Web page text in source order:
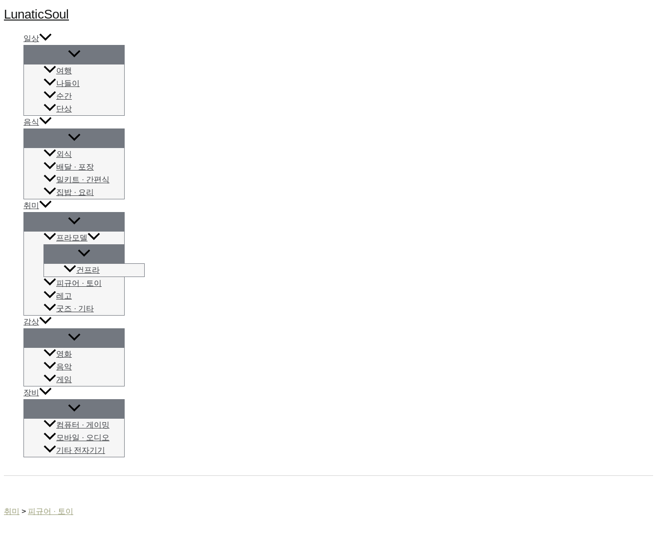
콘
텐
LunaticSoul
일상
여행
나들이
순간
단상
음식
외식
배달 · 포장
밀키트 · 간편식
집밥 · 요리
취미
프라모델
건프라
피규어 · 토이
레고
굿즈 · 기타
감상
영화
음악
게임
장비
컴퓨터 · 게이밍
모바일 · 오디오
기타 전자기기
취미 > 피규어 · 토이